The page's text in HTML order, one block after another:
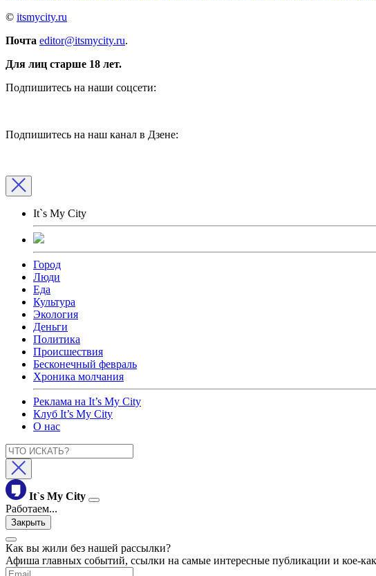
© itsmycity.ru
Почта editor@itsmycity.ru.
Для лиц старше 18 лет.
Подпишитесь на наши соцсети:
Подпишитесь на наш канал в Дзене:
It`s My City
Город
Люди
Еда
Культура
Экология
Деньги
Политика
Происшествия
Бесконечный февраль
Хроника молчания
Реклама на It’s My City
Клуб It’s My City
О нас
It`s My City
Работаем...
Закрыть
Как вы жили без нашей рассылки?
Афиша главных событий, ссылки на самые интересные публикации и кое-